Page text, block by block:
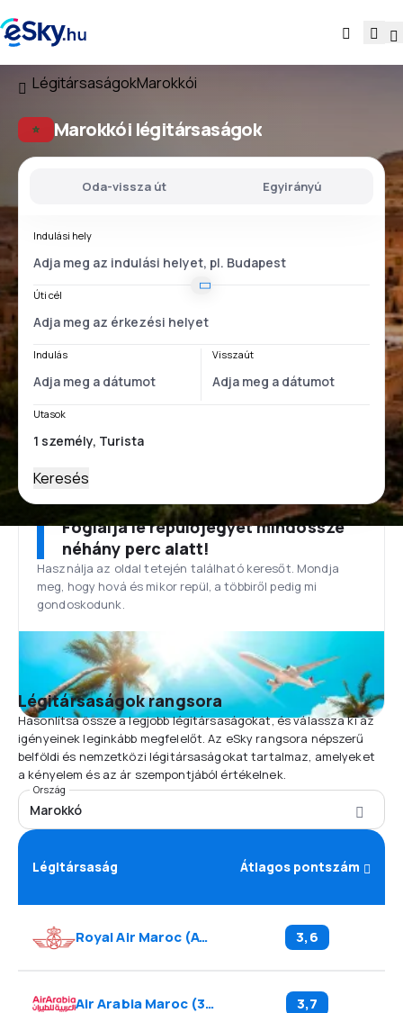
LégitársaságokMarokkói
Marokkói légitársaságok
Oda-vissza út Egyirányú
Indulási hely
Úti cél
Indulás Visszaút
Utasok
Keresés
Foglalja le repülőjegyét mindössze
néhány perc alatt!
Használja az oldal tetején található keresőt. Mondja
meg, hogy hová és mikor repül, a többiről pedig mi
gondoskodunk.
Légitársaságok rangsora
Hasonlítsa össze a legjobb légitársaságokat, és válassza ki az
igényeinek leginkább megfelelőt. Az eSky rangsora népszerű
belföldi és nemzetközi légitársaságokat tartalmaz, amelyeket
a kényelem és az ár szempontjából értékelnek.
Ország
Marokkó
Légitársaság Átlagos pontszám
Royal Air Maroc (AT 3,6
Air Arabia Maroc (3O 3,7